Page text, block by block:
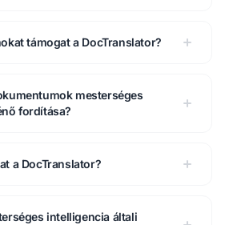
támogat a DocTranslator?
mesterséges
fordítása?
a DocTranslator?
intelligencia általi